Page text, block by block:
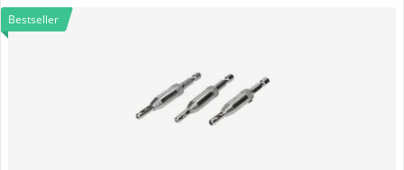
Bestseller